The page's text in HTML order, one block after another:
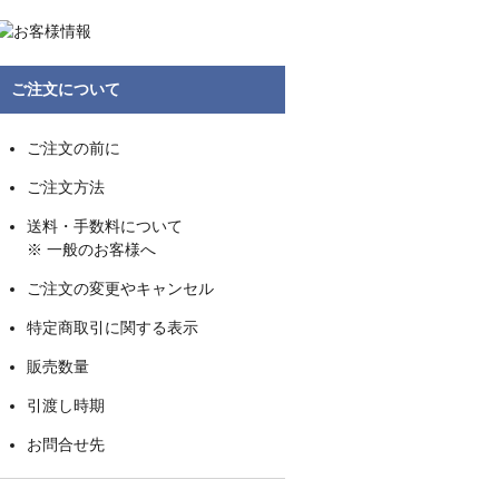
ご注文について
ご注文の前に
ご注文方法
送料・手数料について
※ 一般のお客様へ
ご注文の変更やキャンセル
特定商取引に関する表示
販売数量
引渡し時期
お問合せ先